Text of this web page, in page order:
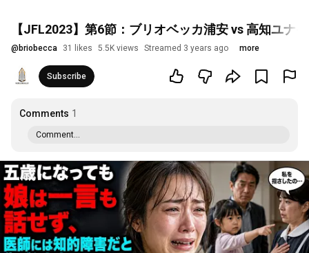
【JFL2023】第6節：ブリオベッカ浦安 vs 高知ユナ
@ briobecca 31 likes 5.5K views Streamed 3 years ago more
Subscribe
Comments 1
Comment...